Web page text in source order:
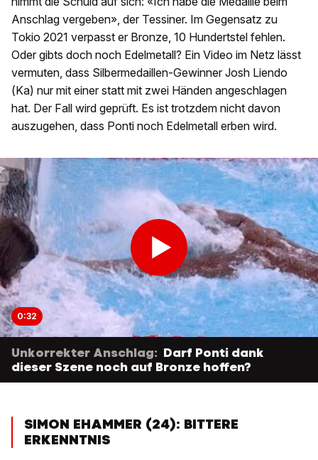
Anschlag vergeben», der Tessiner. Im Gegensatz zu
Tokio 2021 verpasst er Bronze, 10 Hundertstel fehlen.
Oder gibts doch noch Edelmetall? Ein Video im Netz lässt
vermuten, dass Silbermedaillen-Gewinner Josh Liendo
(Ka) nur mit einer statt mit zwei Händen angeschlagen
hat. Der Fall wird geprüft. Es ist trotzdem nicht davon
auszugehen, dass Ponti noch Edelmetall erben wird.
0:32
Unkorrekter Anschlag: Darf Ponti dank
dieser Szene noch auf Bronze hoffen?
SIMON EHAMMER (24): BITTERE
ERKENNTNIS